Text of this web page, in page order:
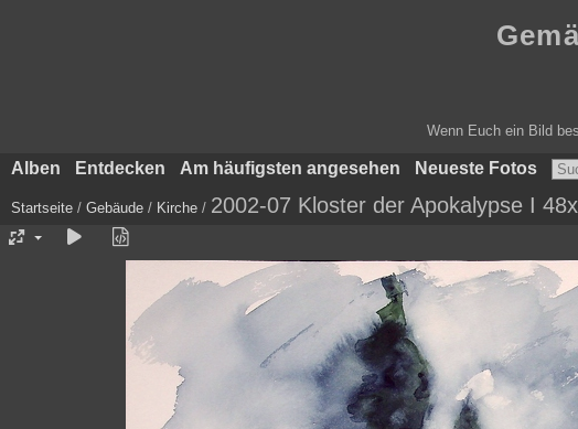
Wenn Euch ein Bild
Alben Entdecken Am häufigsten angesehen Neueste Fotos
Startseite / Gebäude / Kirche / 2002-07 Kloster der Apokalypse I